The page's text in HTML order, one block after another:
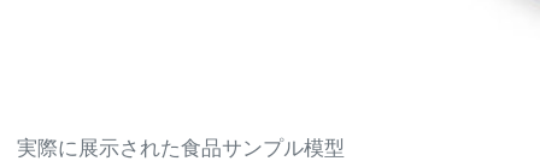
実際に展示された食品サンプル模型